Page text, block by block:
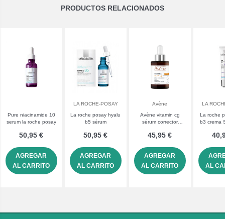
PRODUCTOS RELACIONADOS
Pure niacinamide 10
serum la roche posay
50,95 €
AGREGAR
AL CARRITO
LA ROCHE-POSAY
La roche posay hyalu
b5 sérum
50,95 €
AGREGAR
AL CARRITO
Avène
Avène vitamin cg
sérum corrector
45,95 €
AGREGAR
AL CARRITO
LA
La roche
b3 crema
AL